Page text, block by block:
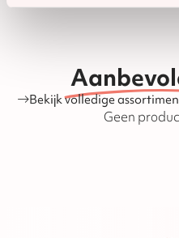
o.i.d. dan hebben wij nog
houdbaarheid van de
website.
Bekijk volledige
Geen